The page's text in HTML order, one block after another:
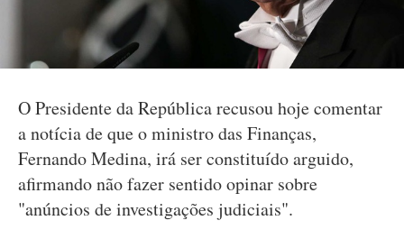
O Presidente da República recusou hoje comentar
a notícia de que o ministro das Finanças,
Fernando Medina, irá ser constituído arguido,
afirmando não fazer sentido opinar sobre
"anúncios de investigações judiciais".